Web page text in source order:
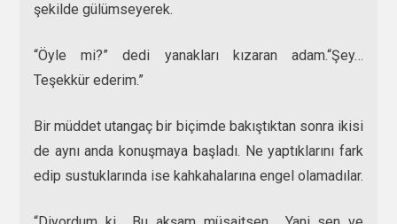
şekilde gülümseyerek.
“Öyle mi?” dedi yanakları kızaran adam.“Şey…
Teşekkür ederim.”
Bir müddet utangaç bir biçimde bakıştıktan sonra ikisi
de aynı anda konuşmaya başladı. Ne yaptıklarını fark
edip sustuklarında ise kahkahalarına engel olamadılar.